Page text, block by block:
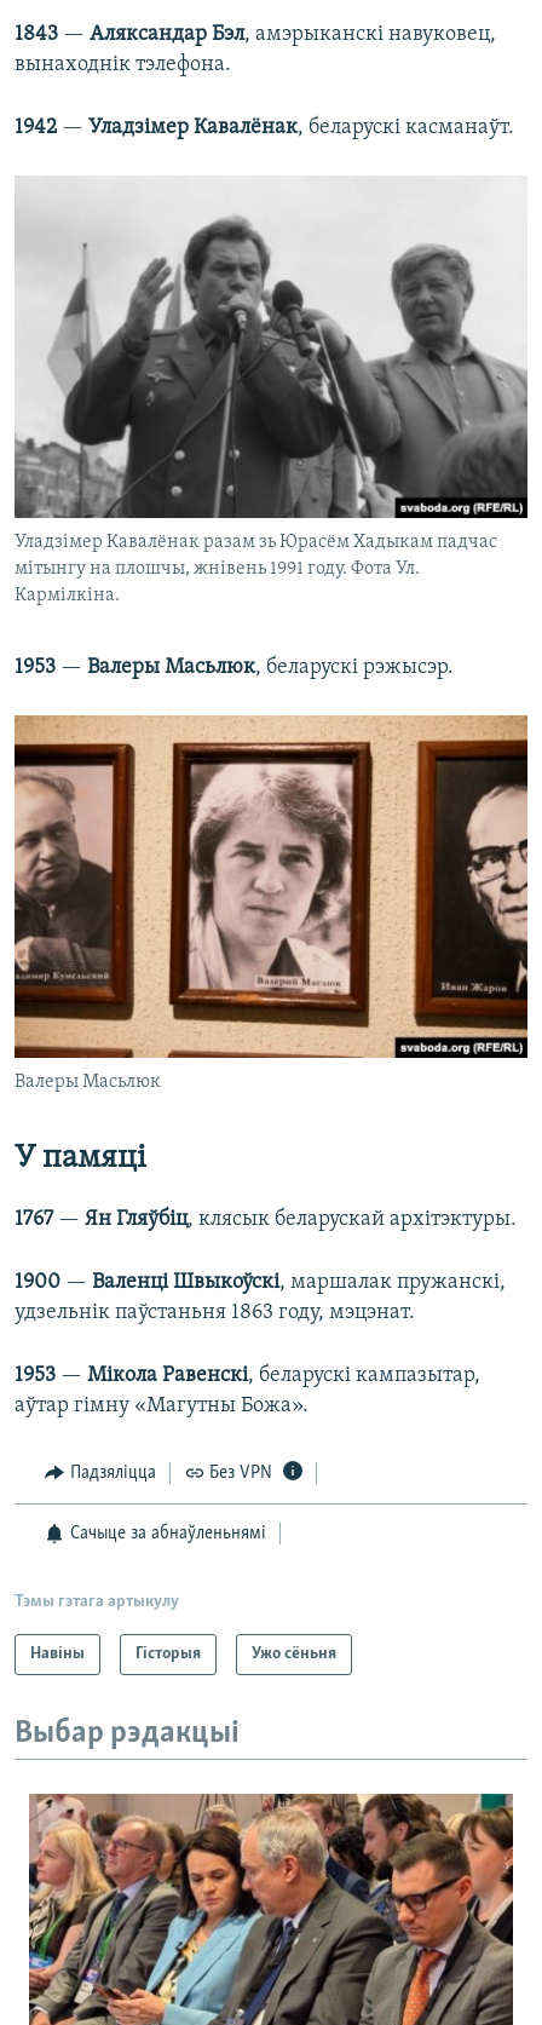
1843 — Аляксандар Бэл, амэрыканскі навуковец,
вынаходнік тэлефона.
1942 — Уладзімер Кавалёнак, беларускі касманаўт.
Уладзімер Кавалёнак разам зь Юрасём Хадыкам падчас
мітынгу на плошчы, жнівень 1991 году. Фота Ул.
Кармілкіна.
1953 — Валеры Масьлюк, беларускі рэжысэр.
Валеры Масьлюк
У памяці
1767 — Ян Гляўбіц, клясык беларускай архітэктуры.
1900 — Валенці Швыкоўскі, маршалак пружанскі,
удзельнік паўстаньня 1863 году, мэцэнат.
1953 — Мікола Равенскі, беларускі кампазытар,
аўтар гімну «Магутны Божа».
Падзяліцца Без VPN
Сачыце за абнаўленьнямі
Тэмы гэтага артыкулу
Навіны Гісторыя Ужо сёньня
Выбар рэдакцыі